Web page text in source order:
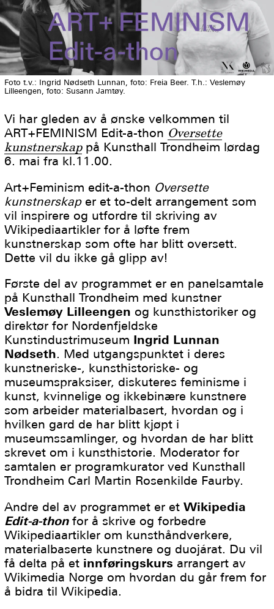
Foto t.v.: Ingrid Nødseth Lunnan, foto: Freia Beer. T.h.: Veslemøy
Lilleengen, foto: Susann Jamtøy.
Vi har gleden av å ønske velkommen til
ART+FEMINISM Edit-a-thon Oversette
kunstnerskap på Kunsthall Trondheim lørdag
6. mai fra kl.11.00.
Art+Feminism edit-a-thon Oversette
kunstnerskap er et to-delt arrangement som
vil inspirere og utfordre til skriving av
Wikipediaartikler for å løfte frem
kunstnerskap som ofte har blitt oversett.
Dette vil du ikke gå glipp av!
Første del av programmet er en panelsamtale
på Kunsthall Trondheim med kunstner
Veslemøy Lilleengen og kunsthistoriker og
direktør for Nordenfjeldske
Kunstindustrimuseum Ingrid Lunnan
Nødseth. Med utgangspunktet i deres
kunstneriske-, kunsthistoriske- og
museumspraksiser, diskuteres feminisme i
kunst, kvinnelige og ikkebinære kunstnere
som arbeider materialbasert, hvordan og i
hvilken gard de har blitt kjøpt i
museumssamlinger, og hvordan de har blitt
skrevet om i kunsthistorie. Moderator for
samtalen er programkurator ved Kunsthall
Trondheim Carl Martin Rosenkilde Faurby.
Andre del av programmet er etWikipedia
Edit-a-thon for å skrive og forbedre
Wikipediaartikler om kunsthåndverkere,
materialbaserte kunstnere og duojárat. Du vil
få delta på et innføringskurs arrangert av
Wikimedia Norge om hvordan du går frem for
å bidra til Wikipedia.